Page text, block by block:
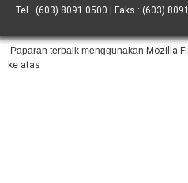
Tel.: (603) 8091 0500 | Faks.: (603)
Paparan terbaik menggunakan Mozilla
ke atas